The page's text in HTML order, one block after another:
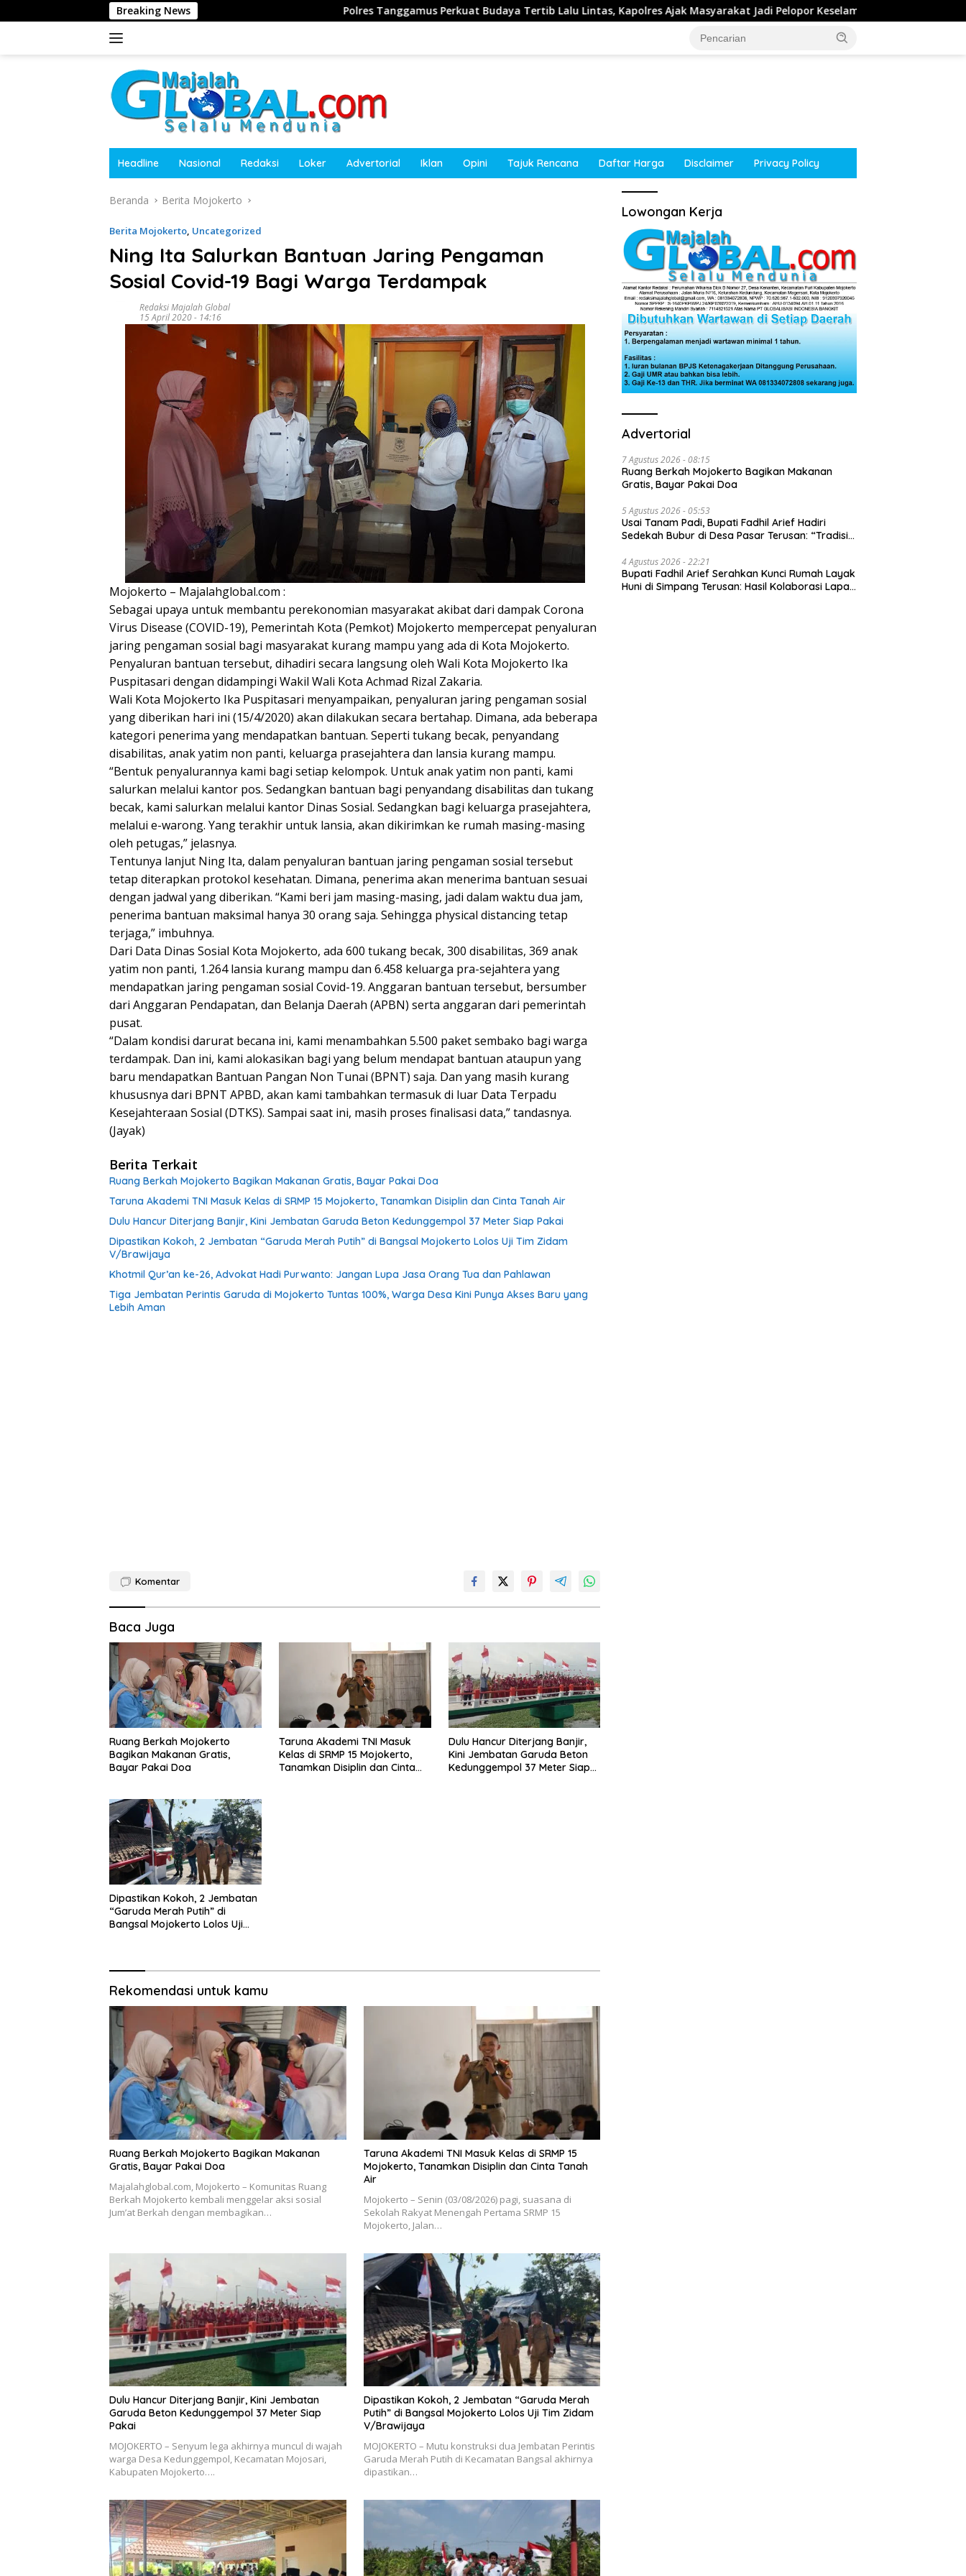
ke
Breaking News Polres Tanggamus Perkuat Budaya Tertib Lalu Lintas, Kapolres Ajak Masyarakat Jadi Pelopor Keselamatan Lewat Safety Riding dan Siger
Headline Nasional Redaksi Loker Advertorial Iklan Opini Tajuk Rencana Daftar Harga Disclaimer Privacy Policy
Beranda Berita Mojokerto
Berita Mojokerto, Uncategorized
Ning Ita Salurkan Bantuan Jaring Pengaman
Sosial Covid-19 Bagi Warga Terdampak
Redaksi Majalah Global
15 April 2020 - 14:16
Mojokerto – Majalahglobal.com :
Sebagai upaya untuk membantu perekonomian masyarakat akibat dari dampak Corona
Virus Disease (COVID-19), Pemerintah Kota (Pemkot) Mojokerto mempercepat penyaluran
jaring pengaman sosial bagi masyarakat kurang mampu yang ada di Kota Mojokerto.
Penyaluran bantuan tersebut, dihadiri secara langsung oleh Wali Kota Mojokerto Ika
Puspitasari dengan didampingi Wakil Wali Kota Achmad Rizal Zakaria.
Wali Kota Mojokerto Ika Puspitasari menyampaikan, penyaluran jaring pengaman sosial
yang diberikan hari ini (15/4/2020) akan dilakukan secara bertahap. Dimana, ada beberapa
kategori penerima yang mendapatkan bantuan. Seperti tukang becak, penyandang
disabilitas, anak yatim non panti, keluarga prasejahtera dan lansia kurang mampu.
“Bentuk penyalurannya kami bagi setiap kelompok. Untuk anak yatim non panti, kami
salurkan melalui kantor pos. Sedangkan bantuan bagi penyandang disabilitas dan tukang
becak, kami salurkan melalui kantor Dinas Sosial. Sedangkan bagi keluarga prasejahtera,
melalui e-warong. Yang terakhir untuk lansia, akan dikirimkan ke rumah masing-masing
oleh petugas,” jelasnya.
Tentunya lanjut Ning Ita, dalam penyaluran bantuan jaring pengaman sosial tersebut
tetap diterapkan protokol kesehatan. Dimana, penerima akan menerima bantuan sesuai
dengan jadwal yang diberikan. “Kami beri jam masing-masing, jadi dalam waktu dua jam,
penerima bantuan maksimal hanya 30 orang saja. Sehingga physical distancing tetap
terjaga,” imbuhnya.
Dari Data Dinas Sosial Kota Mojokerto, ada 600 tukang becak, 300 disabilitas, 369 anak
yatim non panti, 1.264 lansia kurang mampu dan 6.458 keluarga pra-sejahtera yang
mendapatkan jaring pengaman sosial Covid-19. Anggaran bantuan tersebut, bersumber
dari Anggaran Pendapatan, dan Belanja Daerah (APBN) serta anggaran dari pemerintah
pusat.
“Dalam kondisi darurat becana ini, kami menambahkan 5.500 paket sembako bagi warga
terdampak. Dan ini, kami alokasikan bagi yang belum mendapat bantuan ataupun yang
baru mendapatkan Bantuan Pangan Non Tunai (BPNT) saja. Dan yang masih kurang
khususnya dari BPNT APBD, akan kami tambahkan termasuk di luar Data Terpadu
Kesejahteraan Sosial (DTKS). Sampai saat ini, masih proses finalisasi data,” tandasnya.
(Jayak)
Berita Terkait
Ruang Berkah Mojokerto Bagikan Makanan Gratis, Bayar Pakai Doa
Taruna Akademi TNI Masuk Kelas di SRMP 15 Mojokerto, Tanamkan Disiplin dan Cinta Tanah Air
Dulu Hancur Diterjang Banjir, Kini Jembatan Garuda Beton Kedunggempol 37 Meter Siap Pakai
Dipastikan Kokoh, 2 Jembatan “Garuda Merah Putih” di Bangsal Mojokerto Lolos Uji Tim Zidam
V/Brawijaya
Khotmil Qur’an ke-26, Advokat Hadi Purwanto: Jangan Lupa Jasa Orang Tua dan Pahlawan
Tiga Jembatan Perintis Garuda di Mojokerto Tuntas 100%, Warga Desa Kini Punya Akses Baru yang
Lebih Aman
Komentar
Baca Juga
Ruang Berkah Mojokerto
Bagikan Makanan Gratis,
Bayar Pakai Doa
Taruna Akademi TNI Masuk
Kelas di SRMP 15 Mojokerto,
Tanamkan Disiplin dan Cinta
Dulu Hancur Diterjang Banjir,
Kini Jembatan Garuda Beton
Kedunggempol 37 Meter Siap
Dipastikan Kokoh, 2 Jembatan
“Garuda Merah Putih” di
Bangsal Mojokerto Lolos Uji
Rekomendasi untuk kamu
Ruang Berkah Mojokerto Bagikan Makanan
Gratis, Bayar Pakai Doa
Majalahglobal.com, Mojokerto – Komunitas Ruang
Berkah Mojokerto kembali menggelar aksi sosial
Jum’at Berkah dengan membagikan…
Taruna Akademi TNI Masuk Kelas di SRMP 15
Mojokerto, Tanamkan Disiplin dan Cinta Tanah
Air
Mojokerto – Senin (03/08/2026) pagi, suasana di
Sekolah Rakyat Menengah Pertama SRMP 15
Mojokerto, Jalan…
Dulu Hancur Diterjang Banjir, Kini Jembatan
Garuda Beton Kedunggempol 37 Meter Siap
Pakai
MOJOKERTO – Senyum lega akhirnya muncul di wajah
warga Desa Kedunggempol, Kecamatan Mojosari,
Kabupaten Mojokerto….
Dipastikan Kokoh, 2 Jembatan “Garuda Merah
Putih” di Bangsal Mojokerto Lolos Uji Tim Zidam
V/Brawijaya
MOJOKERTO – Mutu konstruksi dua Jembatan Perintis
Garuda Merah Putih di Kecamatan Bangsal akhirnya
dipastikan…
Lowongan Kerja
Advertorial
7 Agustus 2026 - 08:15
Ruang Berkah Mojokerto Bagikan Makanan
Gratis, Bayar Pakai Doa
5 Agustus 2026 - 05:53
Usai Tanam Padi, Bupati Fadhil Arief Hadiri
Sedekah Bubur di Desa Pasar Terusan: “Tradisi
4 Agustus 2026 - 22:21
Bupati Fadhil Arief Serahkan Kunci Rumah Layak
Huni di Simpang Terusan: Hasil Kolaborasi Lapas